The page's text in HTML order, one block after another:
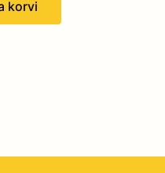
korvi